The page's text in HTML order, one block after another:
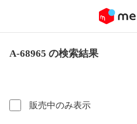
A-68965 の検索結果
販売中のみ表示